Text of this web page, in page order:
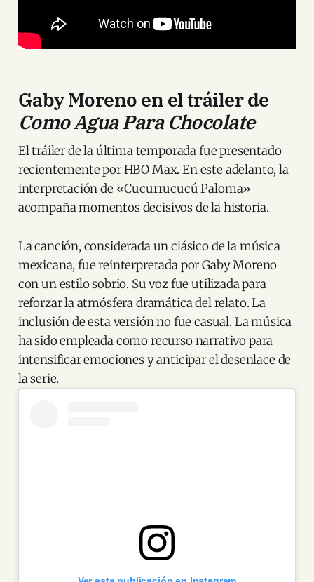
Gaby Moreno en el tráiler de
Como Agua Para Chocolate
El tráiler de la última temporada fue presentado
recientemente por HBO Max. En este adelanto, la
interpretación de «Cucurrucucú Paloma»
acompaña momentos decisivos de la historia.
La canción, considerada un clásico de la música
mexicana, fue reinterpretada por Gaby Moreno
con un estilo sobrio. Su voz fue utilizada para
reforzar la atmósfera dramática del relato. La
inclusión de esta versión no fue casual. La música
ha sido empleada como recurso narrativo para
intensificar emociones y anticipar el desenlace de
la serie.